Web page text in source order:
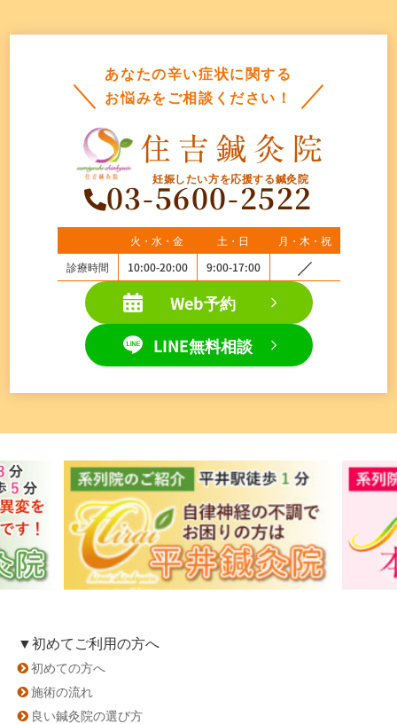
あなたの辛い症状に関する
お悩みをご相談ください！
妊娠したい方を応援する鍼灸院
03-5600-2522
火・水・金 土・日
月・木・祝
診療時間
10:00-20:00 9:00-17:00
Web予約
LINE無料相談
▼初めてご利用の方へ
初めての方へ
施術の流れ
良い鍼灸院の選び方